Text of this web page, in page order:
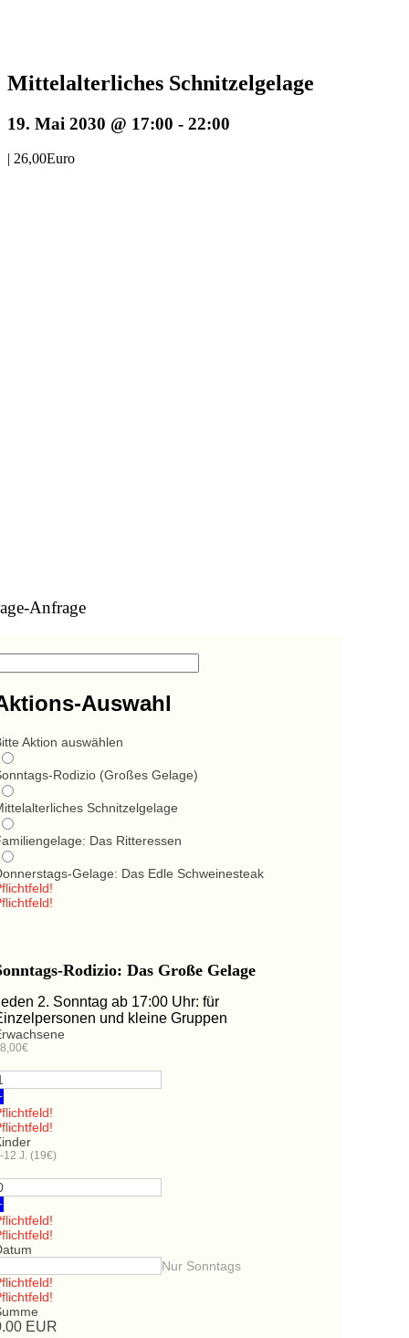
Mittelalterliches Schnitzelgelage
19. Mai 2030 @ 17:00 - 22:00
| 26,00Euro
Anfrage
Auswahl
Aktion auswählen
Rodizio (Großes Gelage)
Schnitzelgelage
Das Ritteressen
Gelage: Das Edle Schweinesteak
Rodizio: Das Große Gelage
2. Sonntag ab 17:00 Uhr: für
und kleine Gruppen
12 J. (19€)
Nur Sonntags
EUR